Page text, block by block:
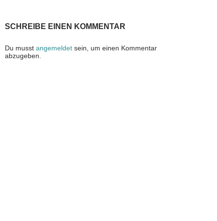
SCHREIBE EINEN KOMMENTAR
Du musst angemeldet sein, um einen Kommentar
abzugeben.